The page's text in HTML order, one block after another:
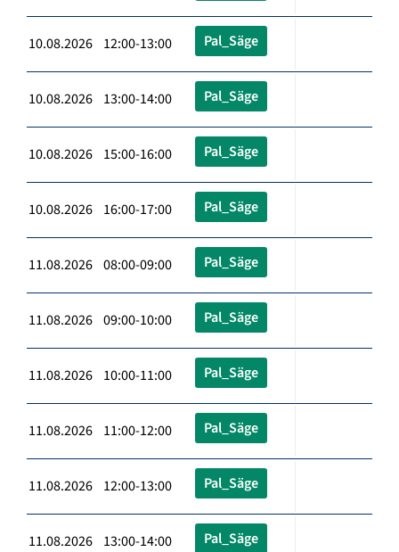
10.08.2026 12:00-13:00 Pal_Säge
10.08.2026 13:00-14:00 Pal_Säge
10.08.2026 15:00-16:00 Pal_Säge
10.08.2026 16:00-17:00 Pal_Säge
11.08.2026 08:00-09:00 Pal_Säge
11.08.2026 09:00-10:00 Pal_Säge
11.08.2026 10:00-11:00 Pal_Säge
11.08.2026 11:00-12:00 Pal_Säge
11.08.2026 12:00-13:00 Pal_Säge
11.08.2026 13:00-14:00 Pal_Säge